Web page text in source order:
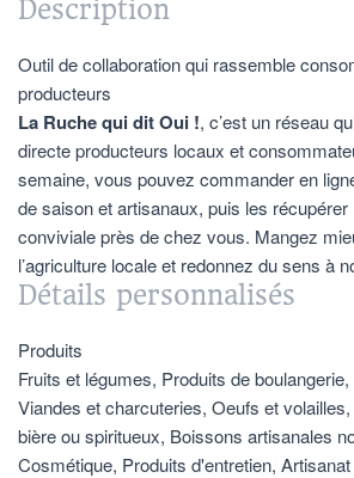
Description
Outil de collaboration qui rassemble
producteurs
La Ruche qui dit Oui !, c’est un réseau
directe producteurs locaux et
semaine, vous pouvez commander en
de saison et artisanaux, puis les
conviviale près de chez vous. Mangez
l’agriculture locale et redonnez du sens à
Détails personnalisés
Produits
Fruits et légumes, Produits de
Viandes et charcuteries, Oeufs et
bière ou spiritueux, Boissons artisanales
Cosmétique, Produits d'entretien,